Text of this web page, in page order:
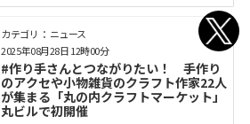
カテゴリ： ニュース
#作り手さんとつながりたい！ 手作り
のアクセや小物雑貨のクラフト作家22人
が集まる「丸の内クラフトマーケット」
丸ビルで初開催
2025年08月28日 12時00分